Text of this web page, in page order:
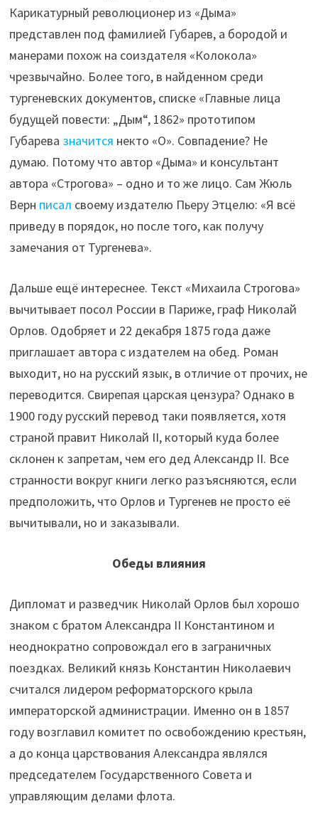
Карикатурный революционер из «Дыма»
представлен под фамилией Губарев, а бородой и
манерами похож на соиздателя «Колокола»
чрезвычайно. Более того, в найденном среди
тургеневских документов, списке «Главные лица
будущей повести: „Дым“, 1862» прототипом
Губарева значится некто «О». Совпадение? Не
думаю. Потому что автор «Дыма» и консультант
автора «Строгова» – одно и то же лицо. Сам Жюль
Верн писал своему издателю Пьеру Этцелю: «Я всё
приведу в порядок, но после того, как получу
замечания от Тургенева».
Дальше ещё интереснее. Текст «Михаила Строгова»
вычитывает посол России в Париже, граф Николай
Орлов. Одобряет и 22 декабря 1875 года даже
приглашает автора с издателем на обед. Роман
выходит, но на русский язык, в отличие от прочих, не
переводится. Свирепая царская цензура? Однако в
1900 году русский перевод таки появляется, хотя
страной правит Николай II, который куда более
склонен к запретам, чем его дед Александр II. Все
странности вокруг книги легко разъясняются, если
предположить, что Орлов и Тургенев не просто её
вычитывали, но и заказывали.
Обеды влияния
Дипломат и разведчик Николай Орлов был хорошо
знаком с братом Александра II Константином и
неоднократно сопровождал его в заграничных
поездках. Великий князь Константин Николаевич
считался лидером реформаторского крыла
императорской администрации. Именно он в 1857
году возглавил комитет по освобождению крестьян,
а до конца царствования Александра являлся
председателем Государственного Совета и
управляющим делами флота.